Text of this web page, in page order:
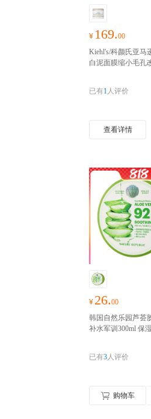
¥ 169.00
Kiehl's/科颜氏亚马
白泥面膜缩小毛孔
中的垃圾，黑头白
已有1人评价
查看详情
¥ 26.00
韩国自然乐园芦荟
补水军训300ml 保
军训300ml新款
已有3人评价
购物车